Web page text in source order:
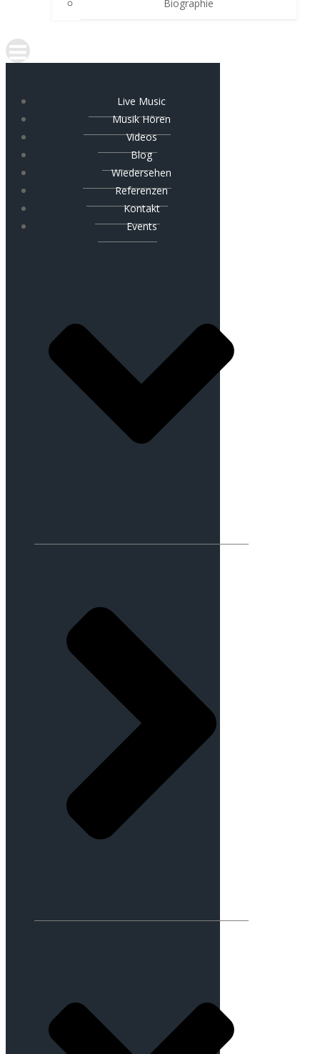
Biographie
Live Music
Musik Hören
Videos
Blog
Wiedersehen
Referenzen
Kontakt
Events